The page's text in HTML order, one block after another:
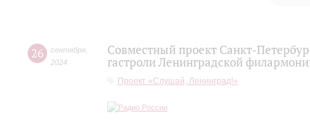
26 сентября
2024
Совместный проект Санкт-
гастроли Ленинградской
Проект «Слушай, Ленинград!»